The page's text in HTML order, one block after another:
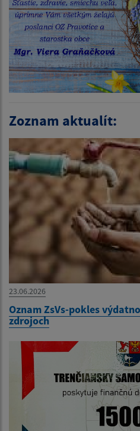
Zoznam aktualít:
23.06.2026
Oznam ZsVs-pokles
zdrojoch